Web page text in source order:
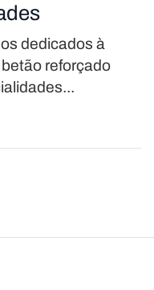
dedicados à
reforçado